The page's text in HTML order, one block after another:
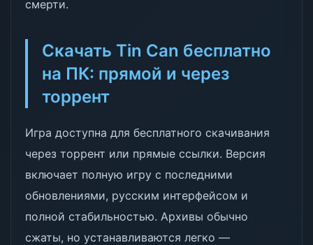
смерти.
Скачать Tin Can бесплатно
на ПК: прямой и через
торрент
Игра доступна для бесплатного скачивания
через торрент или прямые ссылки. Версия
включает полную игру с последними
обновлениями, русским интерфейсом и
полной стабильностью. Архивы обычно
сжаты, но устанавливаются легко —